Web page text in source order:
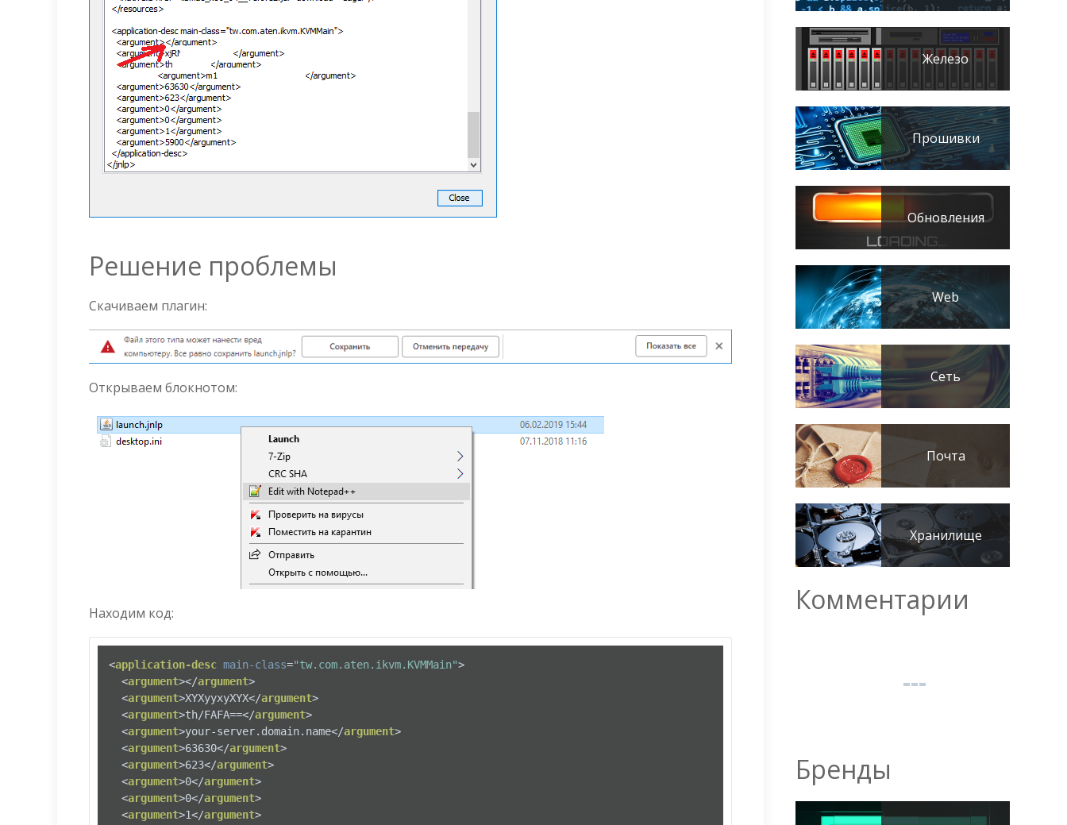
Решение проблемы
Скачиваем плагин:
Открываем блокнотом:
Находим код:
<application-desc main-class="tw.com.aten.ikvm.KVMMain">
<argument></argument>
<argument>XYXyyxyXYX</argument>
<argument>th/FAFA==</argument>
<argument>your-server.domain.name</argument>
<argument>63630</argument>
<argument>623</argument>
<argument>0</argument>
<argument>0</argument>
<argument>1</argument>
Железо
Прошивки
Обновления
Web
Сеть
Почта
Хранилище
Комментарии
Бренды